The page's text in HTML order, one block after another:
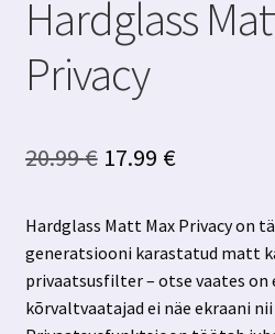
Hardglass
Privacy
20.99€ Algne
oli:
20.99 €.
17.99 €Praegune
on:
17.99 €.
Hardglass Matt Max Privacy on
generatsiooni karastatud matt
privaatsusfilter – otse vaates on
kõrvaltvaatajad ei näe ekraani